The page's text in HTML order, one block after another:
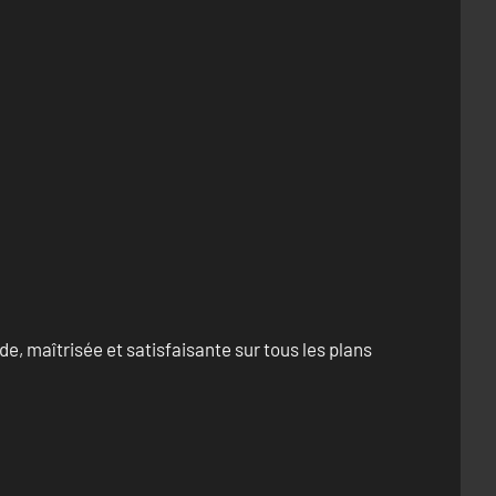
maîtrisée et satisfaisante sur tous les plans